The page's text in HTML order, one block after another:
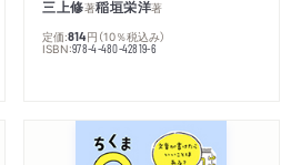
三上修著稲垣栄洋著
定価:814円 （10％税込み）
ISBN:978-4-480-42819-6